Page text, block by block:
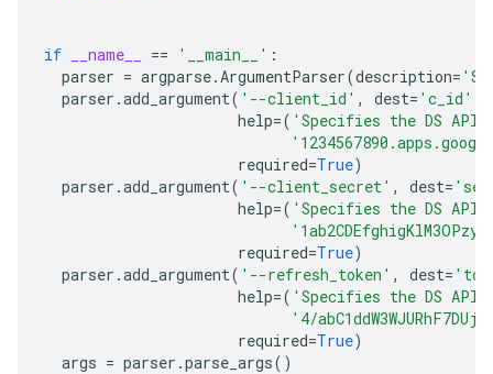
if __name__ == '__main__' :
parser = argparse.ArgumentParser(description=
parser .add_argument( '--client_id' , dest= 'c_id'
help=( 'Specifies the DS
required=True)
parser .add_argument( '--client_secret' , dest=
help=( 'Specifies the DS
required=True)
parser .add_argument( '--refresh_token' , dest=
help=( 'Specifies the DS
'4/
required=True)
args = parser .parse_args()